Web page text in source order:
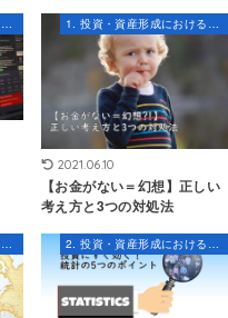
2. 投資・資産形成における知識とスキル 1. 投資・資産形成におけるマインドセット
2021.06.10
【お金がない＝幻想】正しい
考え方と3つの対処法
1. 投資・資産形成におけるマインドセット 2. 投資・資産形成における知識とスキル